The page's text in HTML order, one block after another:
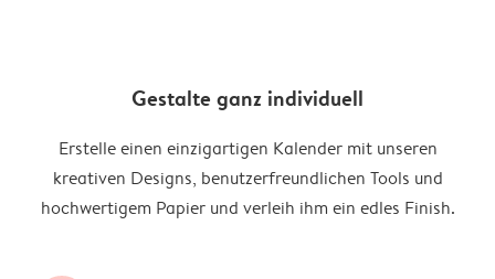
Gestalte ganz individuell
Erstelle einen einzigartigen Kalender mit unseren
kreativen Designs, benutzerfreundlichen Tools und
hochwertigem Papier und verleih ihm ein edles Finish.